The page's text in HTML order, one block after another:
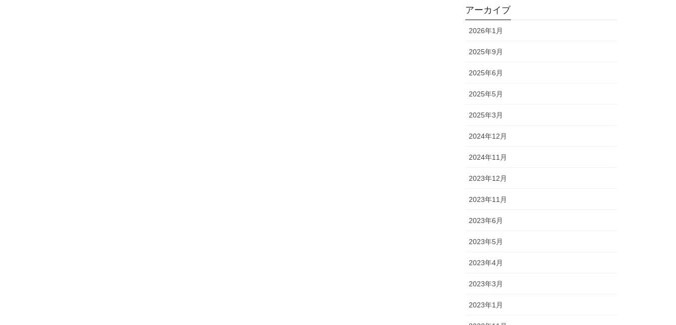
アーカイブ
2026年1月
2025年9月
2025年6月
2025年5月
2025年3月
2024年12月
2024年11月
2023年12月
2023年11月
2023年6月
2023年5月
2023年4月
2023年3月
2023年1月